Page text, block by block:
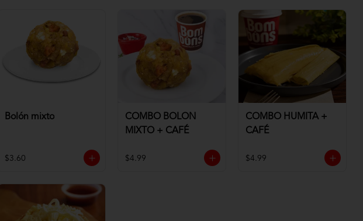
Bolón mixto
$3.60
COMBO BOLON
MIXTO + CAFÉ
$4.99
COMBO HUMITA +
CAFÉ
$4.99